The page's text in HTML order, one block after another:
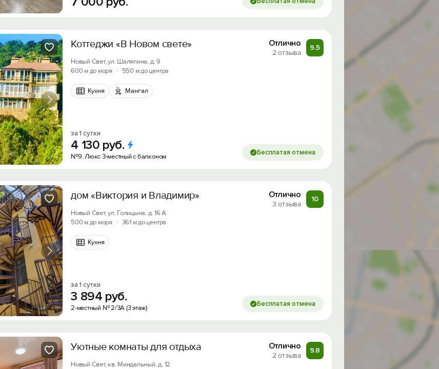
Коттеджи «В Новом свете» Отлично
2 отзыва
9.5
Новый Свет, ул. Шаляпина, д. 9
600 м до моря
· 550 м до центра
Кухня Мангал
за 1 сутки
4 130 руб.
№9. Люкс 3-местный с балконом Бесплатая отмена
дом «Виктория и Владимир» Отлично
3 отзыва
10
Новый Свет, ул. Голицына, д. 16 А
500 м до моря
· 361 м до центра
Кухня
за 1 сутки
3 894 руб.
2-местный № 2/3А (3 этаж) Бесплатая отмена
Уютные комнаты для отдыха Отлично
2 отзыва
9.8
Новый Свет, кв. Миндальный, д. 12
Получить промокод